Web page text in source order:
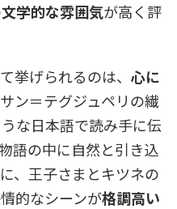
学的な雰囲気が高く評
挙げられるのは、 心に
ン＝テグジュペリの繊
な日本語で読み手に伝
語の中に自然と引き込
、王子さまとキツネの
的なシーンが格調高い